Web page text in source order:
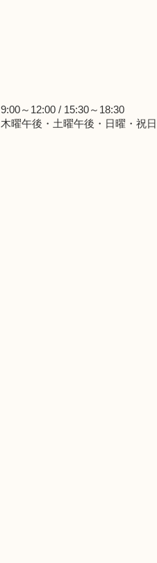
9:00～12:00 / 15:30～18:30
木曜午後・土曜午後・日曜・祝日